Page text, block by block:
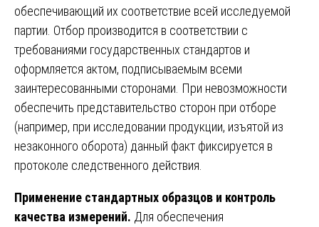
обеспечивающий их соответствие всей исследуемой
партии. Отбор производится в соответствии с
требованиями государственных стандартов и
оформляется актом, подписываемым всеми
заинтересованными сторонами. При невозможности
обеспечить представительство сторон при отборе
(например, при исследовании продукции, изъятой из
незаконного оборота) данный факт фиксируется в
протоколе следственного действия.
Применение стандартных образцов и контроль
качества измерений. Для обеспечения